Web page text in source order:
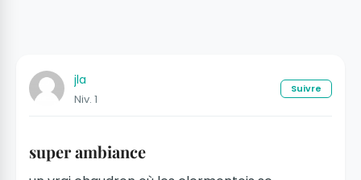
jla
Niv. 1
Suivre
super ambiance